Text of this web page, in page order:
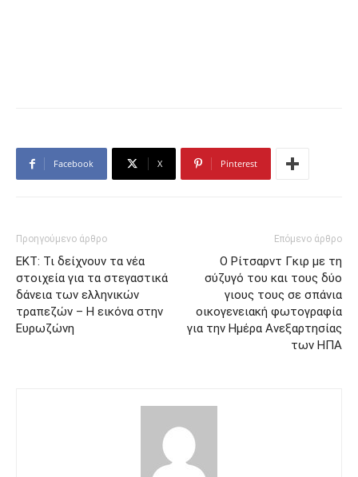
Facebook X Pinterest
Προηγούμενο άρθρο
ΕΚΤ: Τι δείχνουν τα νέα
στοιχεία για τα στεγαστικά
δάνεια των ελληνικών
τραπεζών – H εικόνα στην
Ευρωζώνη
Επόμενο άρθρο
Ο Ρίτσαρντ Γκιρ με τη
σύζυγό του και τους δύο
γιους τους σε σπάνια
οικογενειακή φωτογραφία
για την Ημέρα Ανεξαρτησίας
των ΗΠΑ